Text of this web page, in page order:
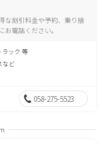
な割引料金や予約、乗り捨
電話ください。
ラック 等
など
058-275-5523